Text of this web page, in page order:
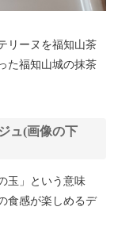
リーヌを福知山茶
た福知山城の抹茶
ュ(画像の下
玉」という意味
食感が楽しめるデ